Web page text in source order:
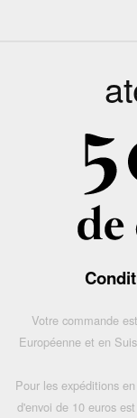
Votre commande
Européenne et en
Pour les expéditions
d'envoi de 10 euros